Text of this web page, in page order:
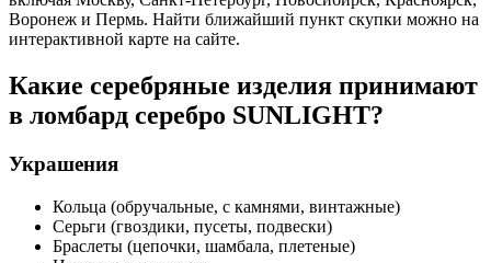
Воронеж и Пермь. Найти ближайший пункт скупки можно на
интерактивной карте на сайте.
Какие серебряные изделия принимают
в ломбард серебро SUNLIGHT?
Украшения
Кольца (обручальные, с камнями, винтажные)
Серьги (гвоздики, пусеты, подвески)
Браслеты (цепочки, шамбала, плетеные)